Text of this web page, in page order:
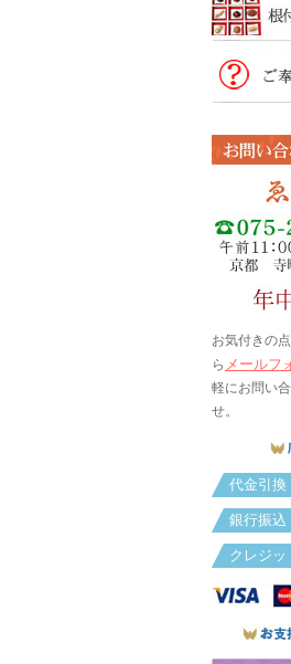
お気付きの
ら メールフ
軽にお問い
せ。
代金引換
銀行振込
クレジッ